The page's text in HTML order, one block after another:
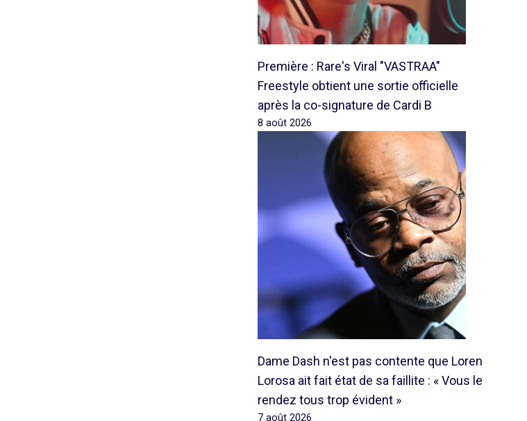
Première : Rare's Viral "VASTRAA"
Freestyle obtient une sortie officielle
après la co-signature de Cardi B
8 août 2026
Dame Dash n'est pas contente que Loren
Lorosa ait fait état de sa faillite : « Vous le
rendez tous trop évident »
7 août 2026